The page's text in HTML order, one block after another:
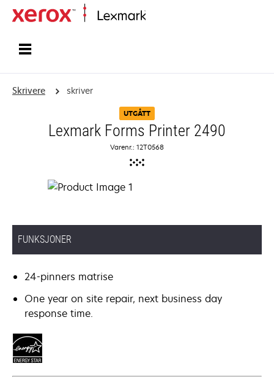
Skrivere skriver
UTGÅTT
Lexmark Forms Printer 2490
Varenr.: 12T0568
FUNKSJONER
24-pinners matrise
One year on site repair, next business day
response time.